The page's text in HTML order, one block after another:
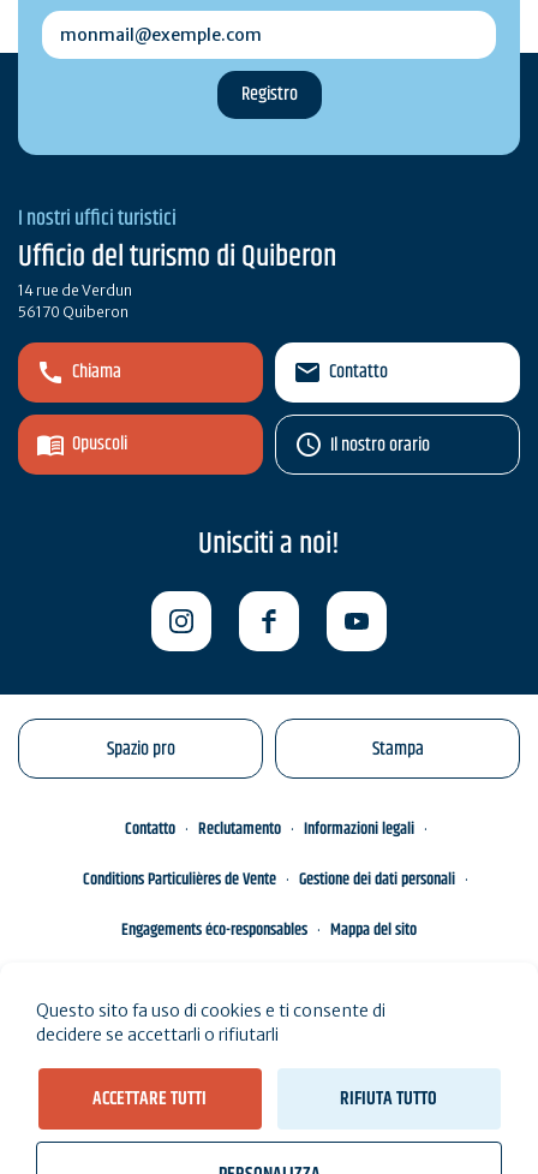
monmail@exemple.com
I nostri uffici turistici
Ufficio del turismo di Quiberon
14 rue de Verdun
56170 Quiberon
Chiama
Opuscoli
Contatto
Il nostro orario
Unisciti a noi!
Spazio pro Stampa
Contatto Reclutamento
Informazioni legali
Conditions Particulières de Vente
Gestione dei dati personali
Engagements éco-responsables
Mappa del sito
Questo sito fa uso di cookies e ti consente di
decidere se accettarli o rifiutarli
ACCETTARE TUTTI RIFIUTA TUTTO